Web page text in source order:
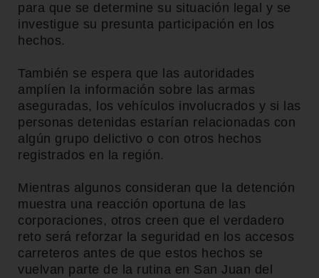
para que se determine su situación legal y se
investigue su presunta participación en los
hechos.
También se espera que las autoridades
amplíen la información sobre las armas
aseguradas, los vehículos involucrados y si las
personas detenidas estarían relacionadas con
algún grupo delictivo o con otros hechos
registrados en la región.
Mientras algunos consideran que la detención
muestra una reacción oportuna de las
corporaciones, otros creen que el verdadero
reto será reforzar la seguridad en los accesos
carreteros antes de que estos hechos se
vuelvan parte de la rutina en San Juan del